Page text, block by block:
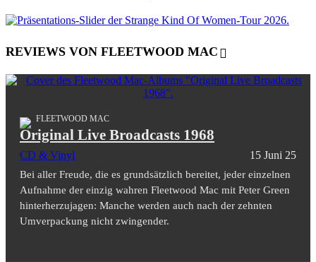
REVIEWS VON FLEETWOOD MAC
FLEETWOOD MAC
Original Live Broadcasts 1968
CD & Vinyl 15 Juni 25
Bei aller Freude, die es grundsätzlich bereitet, jeder einzelnen
Aufnahme der einzig wahren Fleetwood Mac mit Peter Green
hinterherzujagen: Manche werden auch nach der zehnten
Umverpackung nicht zwingender.